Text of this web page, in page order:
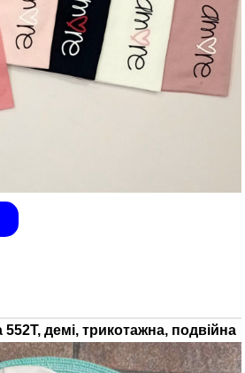
демі, трикотажна, подвійна